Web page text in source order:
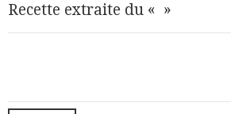
Recette extraite du « »